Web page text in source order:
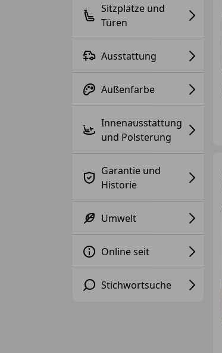
Sitzplätze und
Türen
Ausstattung
Außenfarbe
Innenausstattung
und Polsterung
Garantie und
Historie
Umwelt
Online seit
Stichwortsuche